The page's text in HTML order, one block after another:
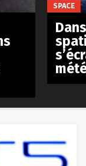
SPACE